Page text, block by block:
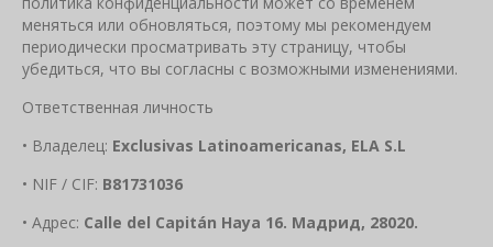
меняться или обновляться, поэтому мы рекомендуем
периодически просматривать эту страницу, чтобы
убедиться, что вы согласны с возможными изменениями.
Ответственная личность
• Владелец: Exclusivas Latinoamericanas, ELA S.L
• NIF / CIF: B81731036
• Адрес: Calle del Capitán Haya 16. Мадрид, 28020.